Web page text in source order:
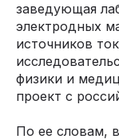
заведующая
электродных
источников
физики и
проект с
По ее словам,